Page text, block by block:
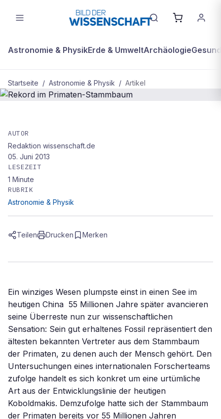
Astronomie & PhysikErde & UmweltArchäologie
Startseite / Astronomie & Physik / Artikel
Rekord im Primaten-Stammbaum
AUTOR
Redaktion wissenschaft.de
05. Juni 2013
LESEZEIT
1 Minute
RUBRIK
Astronomie & Physik
Teilen Drucken Merken
Ein winziges Wesen plumpste einst in einen See im
heutigen China  55 Millionen Jahre später avancieren
seine Überreste nun zur wissenschaftlichen
Sensation: Sein gut erhaltenes Fossil repräsentiert den
ältesten bekannten Vertreter aus dem Stammbaum
der Primaten, zu denen auch der Mensch gehört. Den
Untersuchungen eines internationalen Forscherteams
zufolge handelt es sich konkret um eine urtümliche
Art aus der Entwicklungslinie der heutigen
Koboldmakis. Demzufolge hatte sich der Stammbaum
der Primaten bereits vor 55 Millionen Jahren